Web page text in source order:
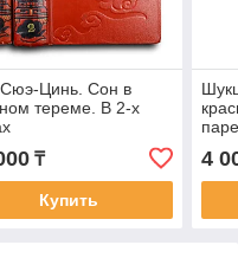
Цинь. Сон в
тереме. В 2-х
₸
Купить
4